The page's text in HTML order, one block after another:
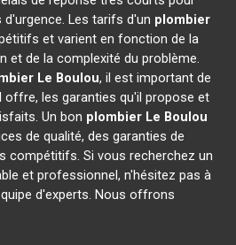
Les tarifs d'un plombier
et varient en fonction de la
et de la complexité du problème.
Le Boulou, il est important de
offre, les garanties qu'il propose et
Un bon plombier Le Boulou
de qualité, des garanties de
compétitifs. Si vous recherchez un
et professionnel, n'hésitez pas à
d'experts. Nous offrons